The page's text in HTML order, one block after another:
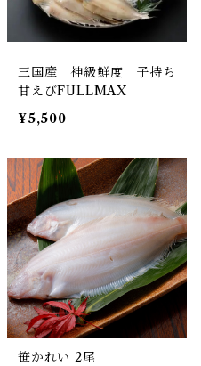
三国産 神級鮮度 子持ち
甘えびFULLMAX
¥5,500
笹かれい 2尾